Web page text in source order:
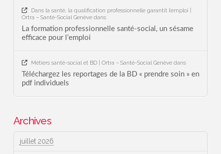
Dans la santé, la qualification professionnelle garantit l’emploi |
Ortra – Santé-Social Genèvedans
La formation professionnelle santé-social, un sésame
efficace pour l’emploi
Métiers santé-social et BD | Ortra – Santé-Social Genèvedans
Téléchargez les reportages de la BD « prendre soin » en
pdf individuels
Archives
juillet 2026